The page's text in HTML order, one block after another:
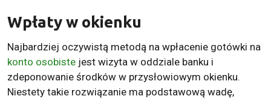
Wpłaty w okienku
Najbardziej oczywistą metodą na wpłacenie gotówki na
konto osobiste jest wizyta w oddziale banku i
zdeponowanie środków w przysłowiowym okienku.
Niestety takie rozwiązanie ma podstawową wadę,